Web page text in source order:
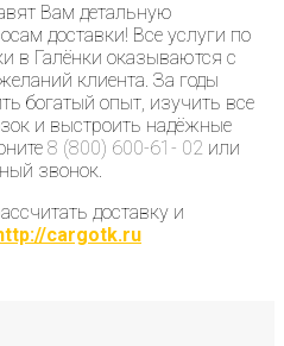
Вам детальную
доставки! Все услуги по
в Галёнки оказываются с
клиента. За годы
богатый опыт, изучить все
и выстроить надёжные
8 (800) 600-61- 02 или
звонок.
доставку и
cargotk.ru